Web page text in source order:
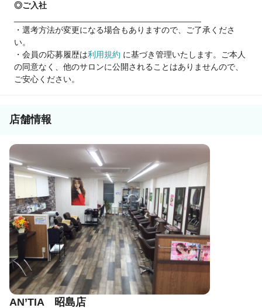
◎ご入社
・選考方法が変更になる場合もありますので、ご了承くださ
い。
・会員の応募履歴は利用規約 に基づき管理いたします。ご本人
の同意なく、他のサロンに公開されることはありませんので、
ご安心ください。
店舗情報
AN’TIA 昭島店